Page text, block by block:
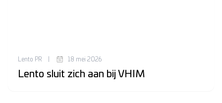
Lento PR 18 mei 2026
Lento sluit zich aan bij VHIM